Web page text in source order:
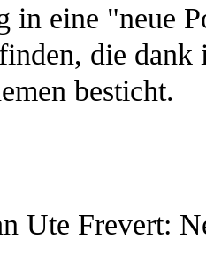
in eine "neue
die
besticht.
Ute Frevert: